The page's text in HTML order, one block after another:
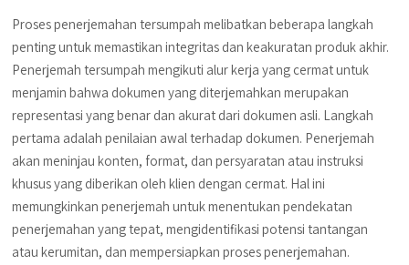
Proses penerjemahan tersumpah melibatkan beberapa langkah
penting untuk memastikan integritas dan keakuratan produk akhir.
Penerjemah tersumpah mengikuti alur kerja yang cermat untuk
menjamin bahwa dokumen yang diterjemahkan merupakan
representasi yang benar dan akurat dari dokumen asli. Langkah
pertama adalah penilaian awal terhadap dokumen. Penerjemah
akan meninjau konten, format, dan persyaratan atau instruksi
khusus yang diberikan oleh klien dengan cermat. Hal ini
memungkinkan penerjemah untuk menentukan pendekatan
penerjemahan yang tepat, mengidentifikasi potensi tantangan
atau kerumitan, dan mempersiapkan proses penerjemahan.